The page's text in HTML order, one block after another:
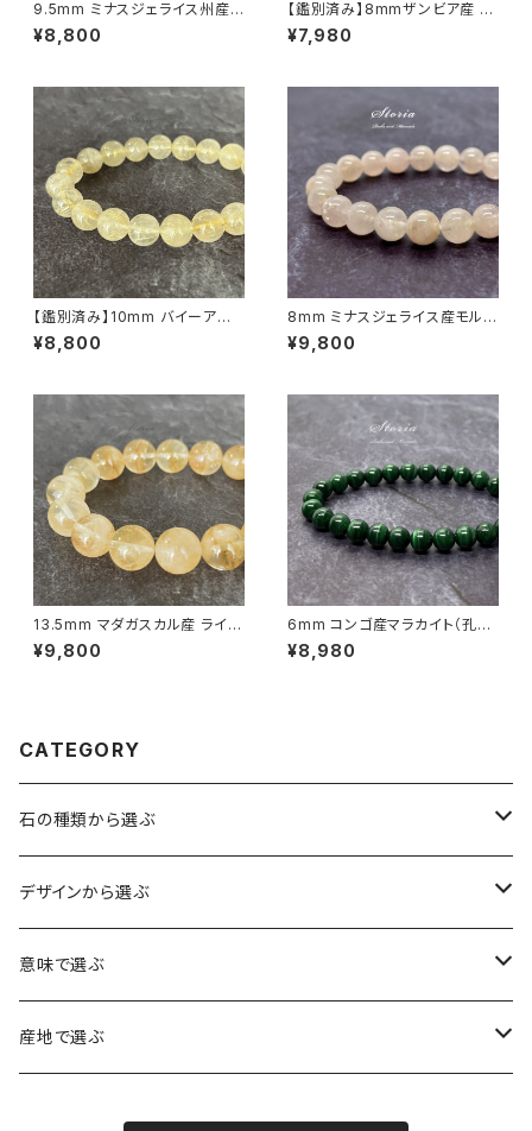
9.5mm ミナスジェライス州産
ゴールデン ルチルクォーツ ブレ
スレット【鑑別済み・画像現物・R
¥8,800
【鑑別済み】8mmザンビア産 天
然アメジスト ブレスレット
¥7,980
【鑑別済み】10mm バイーア州
産 ゴールデン ルチルクォーツ ブ
レスレット【画像現物・RT02】
¥8,800
8mm ミナスジェライス産モルガ
ナイト（緑柱石）ブレスレット
¥9,800
13.5mm マダガスカル産 ライモ
ナイトインクォーツ ブレスレット
【画像現物】
¥9,800
6mm コンゴ産マラカイト（孔雀
石）ブレスレット
¥8,980
CATEGORY
石の種類から選ぶ
水晶（クォーツ）
アイリスクォーツ（虹入り水晶）
ヒマラヤ水晶
ローズクォーツ（紅水晶）
アメジスト（紫水晶）
デザインから選ぶ
龍彫刻（水晶）
龍彫刻（オニキス）
意味で選ぶ
魔除け・厄除け
産地で選ぶ